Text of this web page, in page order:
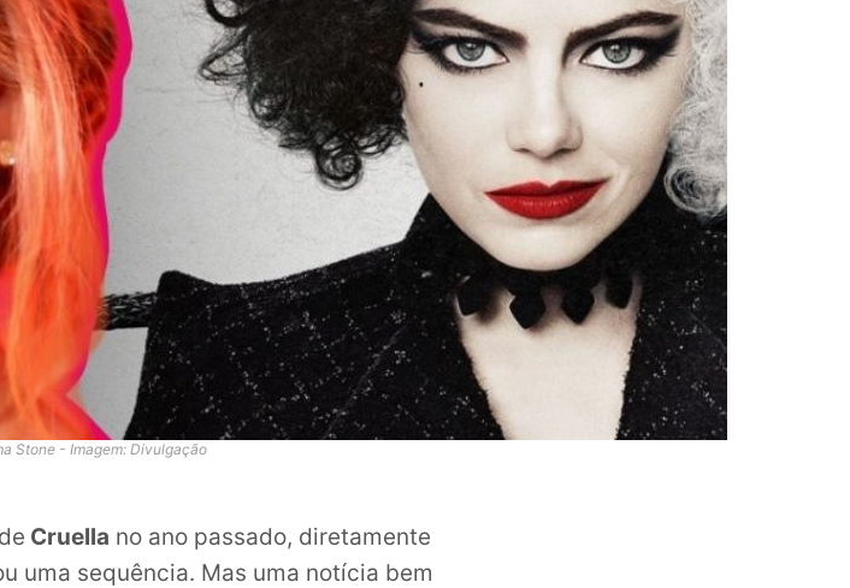
Stone - Imagem: Divulgação
Cruella no ano passado, diretamente
uma sequência. Mas uma notícia bem